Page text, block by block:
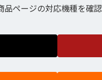
ページの対応機種を確